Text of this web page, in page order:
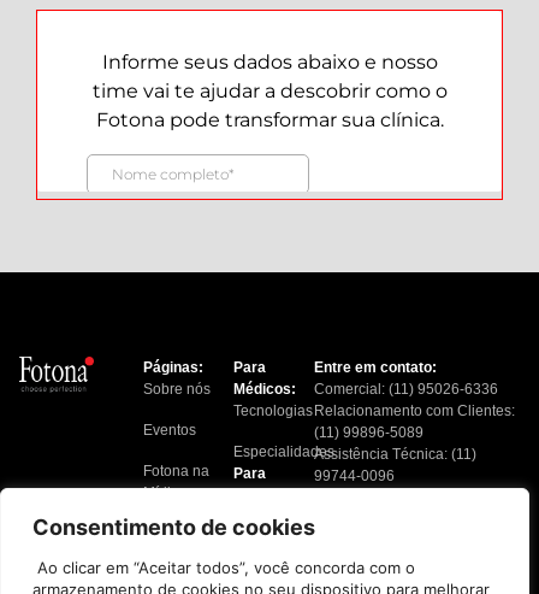
Consentimento de cookies
Ao clicar em “Aceitar todos”, você concorda com o
armazenamento de cookies no seu dispositivo para melhorar
Páginas:
Sobre nós
Eventos
Fotona na
Mídia
Blog
Contato
Para
Médicos:
Tecnologias
Especialidades
Para
Tratamentos
Clínicas
Entre em contato:
Comercial: (11) 95026-6336
Relacionamento com Clientes:
(11) 99896-5089
Assistência Técnica: (11)
99744-0096